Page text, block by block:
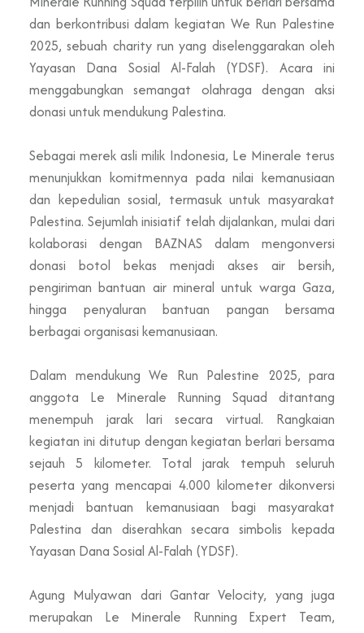
dan berkontribusi dalam kegiatan We Run Palestine
2025, sebuah charity run yang diselenggarakan oleh
Yayasan Dana Sosial Al-Falah (YDSF). Acara ini
menggabungkan semangat olahraga dengan aksi
donasi untuk mendukung Palestina.
Sebagai merek asli milik Indonesia, Le Minerale terus
menunjukkan komitmennya pada nilai kemanusiaan
dan kepedulian sosial, termasuk untuk masyarakat
Palestina. Sejumlah inisiatif telah dijalankan, mulai dari
kolaborasi dengan BAZNAS dalam mengonversi
donasi botol bekas menjadi akses air bersih,
pengiriman bantuan air mineral untuk warga Gaza,
hingga penyaluran bantuan pangan bersama
berbagai organisasi kemanusiaan.
Dalam mendukung We Run Palestine 2025, para
anggota Le Minerale Running Squad ditantang
menempuh jarak lari secara virtual. Rangkaian
kegiatan ini ditutup dengan kegiatan berlari bersama
sejauh 5 kilometer. Total jarak tempuh seluruh
peserta yang mencapai 4.000 kilometer dikonversi
menjadi bantuan kemanusiaan bagi masyarakat
Palestina dan diserahkan secara simbolis kepada
Yayasan Dana Sosial Al-Falah (YDSF).
Agung Mulyawan dari Gantar Velocity, yang juga
merupakan Le Minerale Running Expert Team,